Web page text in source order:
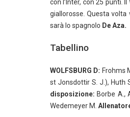
con l’Inter, con 25 punti.
giallorosse. Questa
sarà lo spagnolo De Aza.
Tabellino
WOLFSBURG D: Frohms
st Jonsdottir S. J.), Huth
disposizione: Borbe A.,
Wedemeyer M.